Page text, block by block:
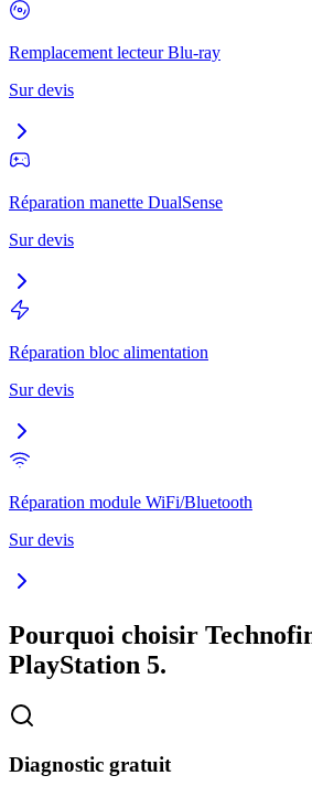
Remplacement lecteur Blu-ray
Sur devis
Réparation manette DualSense
Sur devis
Réparation bloc alimentation
Sur devis
Réparation module WiFi/Bluetooth
Sur devis
Pourquoi choisir
PlayStation 5.
Diagnostic gratuit